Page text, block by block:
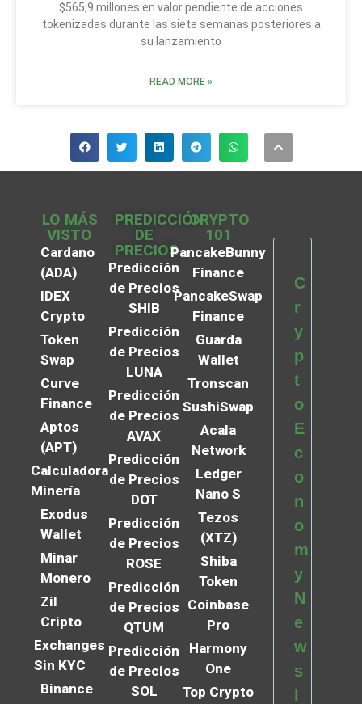
$565,9 millones en valor pendiente de acciones
tokenizadas durante las siete semanas posteriores a
su lanzamiento
READ MORE »
LO MÁS
VISTO
Cardano
(ADA)
IDEX
Crypto
Token
Swap
Curve
Finance
Aptos
(APT)
Calculadora
Minería
Exodus
Wallet
Minar
Monero
Zil
Cripto
Exchanges
Sin KYC
Binance
PREDICCIÓN
DE
PRECIOS
Predicción
de Precios
SHIB
Predicción
de Precios
LUNA
Predicción
de Precios
AVAX
Predicción
de Precios
DOT
Predicción
de Precios
ROSE
Predicción
de Precios
QTUM
Predicción
de Precios
SOL
CRYPTO
101
PancakeBunny
Finance
PancakeSwap
Finance
Guarda
Wallet
Tronscan
SushiSwap
Acala
Network
Ledger
Nano S
Tezos
(XTZ)
Shiba
Token
Coinbase
Pro
Harmony
One
Top Crypto
C
r
y
p
t
o
E
c
o
n
o
m
y
N
e
w
s